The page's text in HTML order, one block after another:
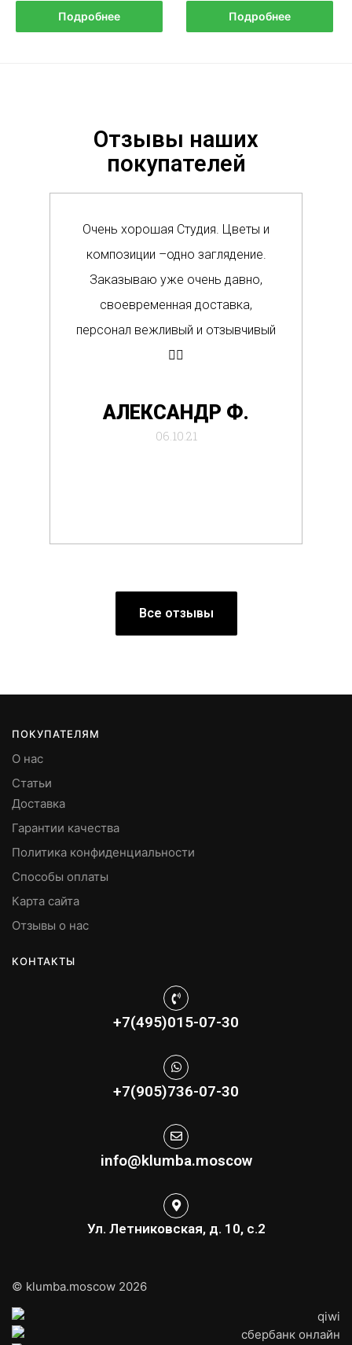
Подробнее Подробнее
Отзывы наших
покупателей
Очень хорошая Студия. Цветы и
композиции –одно заглядение.
Заказываю уже очень давно,
своевременная доставка,
персонал вежливый и отзывчивый
👍🏼
АЛЕКСАНДР Ф.
06.10.21
Все отзывы
ПОКУПАТЕЛЯМ
О нас
Статьи
Доставка
Гарантии качества
Политика конфиденциальности
Способы оплаты
Карта сайта
Отзывы о нас
КОНТАКТЫ
+7(495)015-07-30
+7(905)736-07-30
info@klumba.moscow
Ул. Летниковская, д. 10, с.2
© klumba.moscow 2026